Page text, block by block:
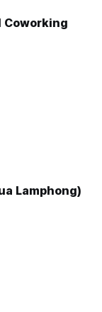
Coworking
Lamphong)